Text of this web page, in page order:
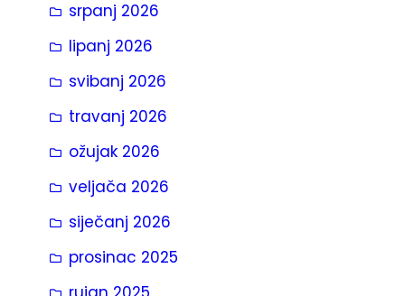
a
srpanj 2026
lipanj 2026
svibanj 2026
travanj 2026
ožujak 2026
veljača 2026
siječanj 2026
prosinac 2025